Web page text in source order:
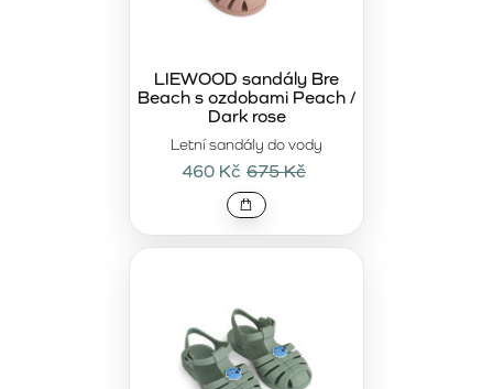
Letní sandály do vody
LIEWOOD sandály Bre
Beach s ozdobami Peach /
Dark rose
460 Kč 675 Kč